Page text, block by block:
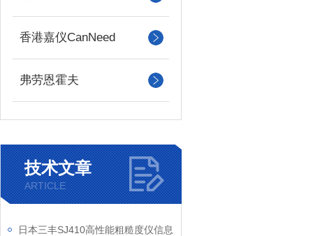
香港嘉仪CanNeed
弗劳恩霍夫
技术文章
ARTICLE
日本三丰SJ410高性能粗糙度仪信息